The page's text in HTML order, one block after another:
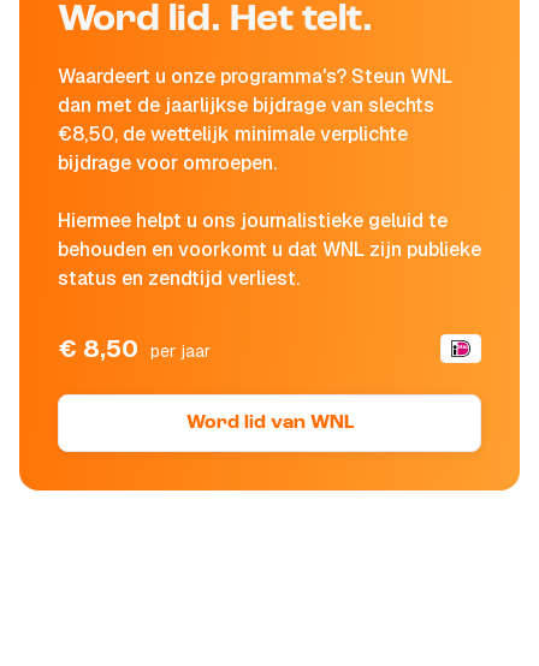
Word lid. Het telt.
Waardeert u onze programma's? Steun WNL
dan met de jaarlijkse bijdrage van slechts
€8,50, de wettelijk minimale verplichte
bijdrage voor omroepen.
Hiermee helpt u ons journalistieke geluid te
behouden en voorkomt u dat WNL zijn publieke
status en zendtijd verliest.
€ 8,50 per jaar
Word lid van WNL